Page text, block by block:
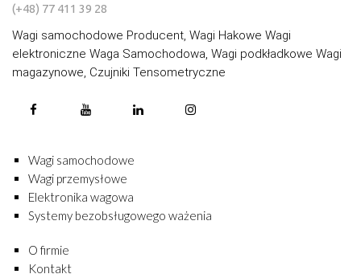
(+48) 77 411 39 28
Wagi samochodowe Producent, Wagi Hakowe Wagi
elektroniczne Waga Samochodowa, Wagi podkładkowe Wagi
magazynowe, Czujniki Tensometryczne
Wagi samochodowe
Wagi przemysłowe
Elektronika wagowa
Systemy bezobsługowego ważenia
O firmie
Kontakt